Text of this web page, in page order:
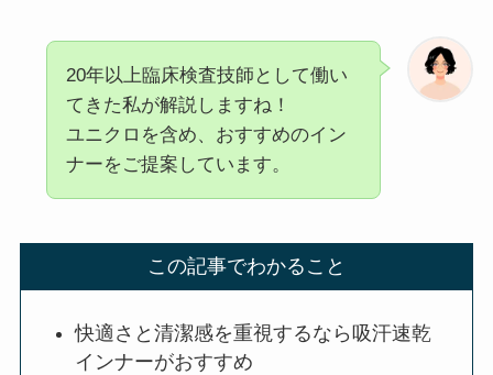
20年以上臨床検査技師として働い
てきた私が解説しますね！
ユニクロを含め、おすすめのイン
ナーをご提案しています。
この記事でわかること
快適さと清潔感を重視するなら吸汗速乾
インナーがおすすめ